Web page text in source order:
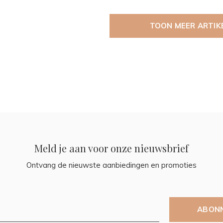
TOON MEER
Meld je aan voor onze nieuwsbrief
Ontvang de nieuwste aanbiedingen en promoties